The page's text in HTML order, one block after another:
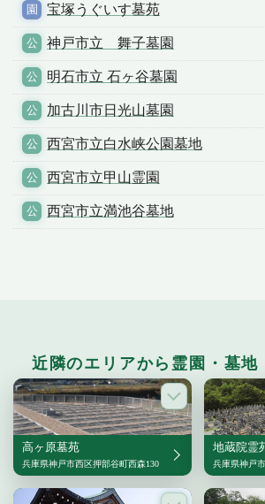
宝塚うぐいす墓苑
神戸市立 舞子墓園
明石市立 石ヶ谷墓園
加古川市日光山墓園
西宮市立白水峡公園墓地
西宮市立甲山霊園
西宮市立満池谷墓地
近隣のエリアから霊園・墓地
高ヶ原墓苑
兵庫県神戸市西区押部谷町西森130
地蔵院霊
兵庫県神戸